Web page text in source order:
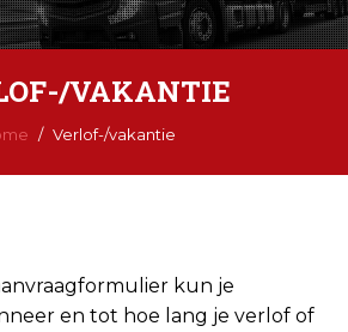
VAKANTIE
Verlof-/vakantie
kun je
en tot hoe lang je verlof of